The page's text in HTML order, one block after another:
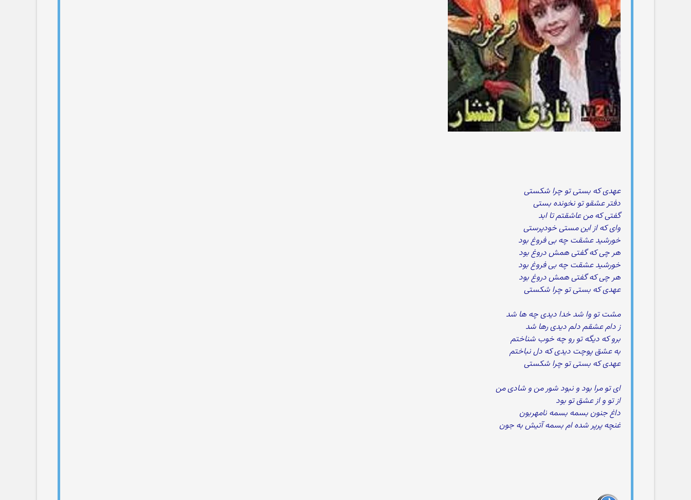
عهدی که بستی تو چرا شکستی
دفتر عشقو تو نخونده بستی
گفتی که من عاشقتم تا ابد
وای که از این مستی خودپرستی
خورشید عشقت چه بی فروغ بود
هر چی که گفتی همش دروغ بود
خورشید عشقت چه بی فروغ بود
هر چی که گفتی همش دروغ بود
عهدی که بستی تو چرا شکستی
مشت تو وا شد خدا دیدی چه ها شد
ز دام عشقم دلم دیدی رها شد
برو که دیگه تو رو چه خوب شناختم
به عشق پوچت دیدی که دل نباختم
عهدی که بستی تو چرا شکستی
ای تو مرا بود و نبود شور من و شادی من
از تو و از عشق تو بود
داغ جنون بسمه بسمه نامهربون
غنچه پرپر شده ام بسمه آتیش به جون